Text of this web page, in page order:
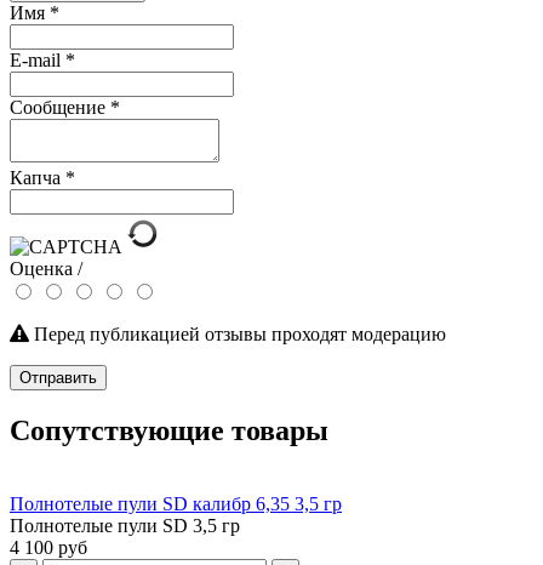
Имя *
E-mail *
Сообщение *
Капча *
Оценка /
Перед публикацией отзывы проходят модерацию
Отправить
Сопутствующие товары
Полнотелые пули SD калибр 6,35 3,5 гр
Полнотелые пули SD 3,5 гр
4 100 руб